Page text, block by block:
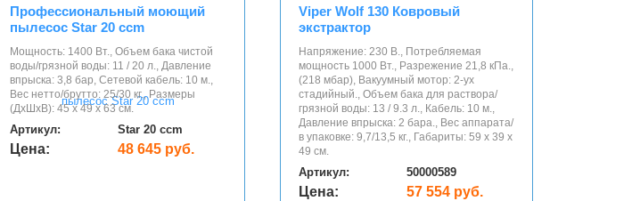
Профессиональный моющий
пылесос Star 20 ccm
Мощность: 1400 Вт., Объем бака чистой
воды/грязной воды: 11 / 20 л., Давление
впрыска: 3,8 бар, Сетевой кабель: 10 м.,
Вес нетто/брутто: 25/30 кг., Размеры
(ДхШхВ): 45 х 49 х 63 см.
Артикул: Star 20 ccm
Цена: 48 645 руб.
Viper Wolf 130 Ковровый
экстрактор
Напряжение: 230 В., Потребляемая
мощность 1000 Вт., Разрежение 21,8 кПа.,
(218 мбар), Вакуумный мотор: 2-ух
стадийный., Объем бака для раствора/
грязной воды: 13 / 9.3 л., Кабель: 10 м.,
Давление впрыска: 2 бара., Вес аппарата/
в упаковке: 9,7/13,5 кг., Габариты: 59 x 39 x
49 см.
Артикул: 50000589
Цена: 57 554 руб.